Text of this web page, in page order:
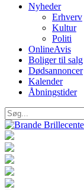
Nyheder
Erhverv
Kultur
Politi
OnlineAvis
Boliger til salg
Dødsannoncer
Kalender
Åbningstider